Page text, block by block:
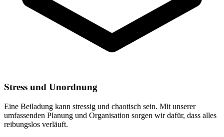
Stress und Unordnung
Eine Beiladung kann stressig und chaotisch sein. Mit unserer
umfassenden Planung und Organisation sorgen wir dafür, dass alles
reibungslos verläuft.